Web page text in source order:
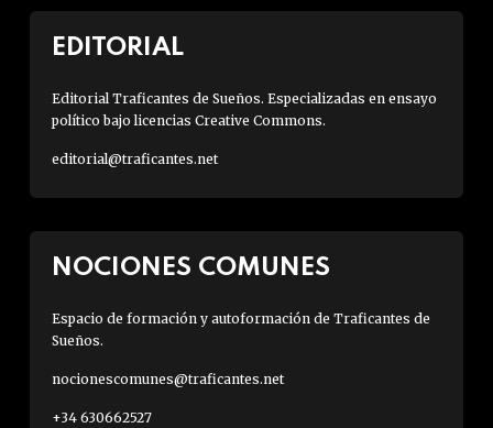
EDITORIAL
Editorial Traficantes de Sueños. Especializadas en ensayo
político bajo licencias Creative Commons.
editorial@traficantes.net
NOCIONES COMUNES
Espacio de formación y autoformación de Traficantes de
Sueños.
nocionescomunes@traficantes.net
+34 630662527